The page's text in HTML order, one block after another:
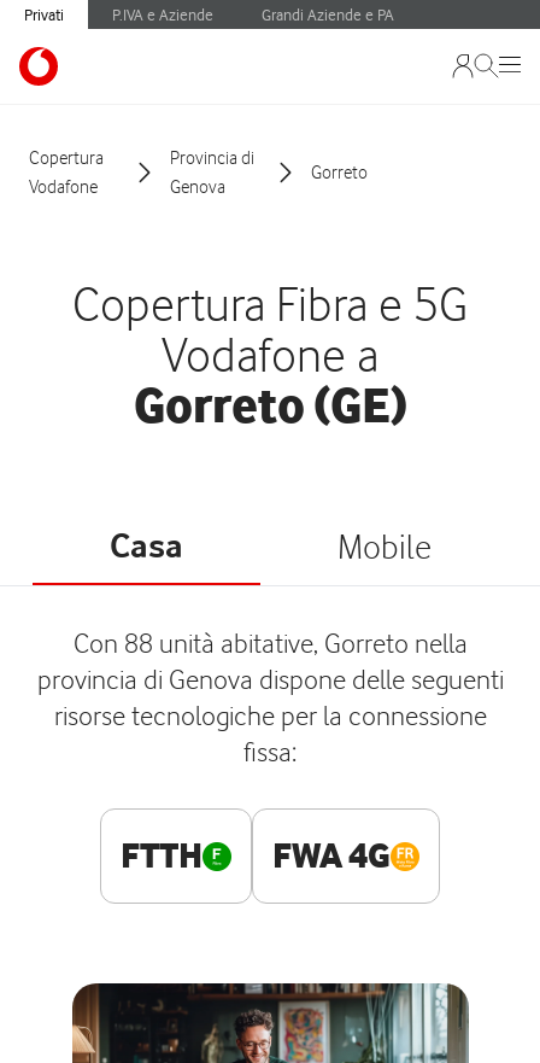
Privati P.IVA e Aziende Grandi Aziende e PA
Copertura
Vodafone
Provincia di
Genova
Gorreto
Copertura Fibra e 5G
Vodafone a
Gorreto (GE)
Casa Mobile
Con 88 unità abitative, Gorreto nella
provincia di Genova dispone delle seguenti
risorse tecnologiche per la connessione
fissa:
FTTH FWA 4G